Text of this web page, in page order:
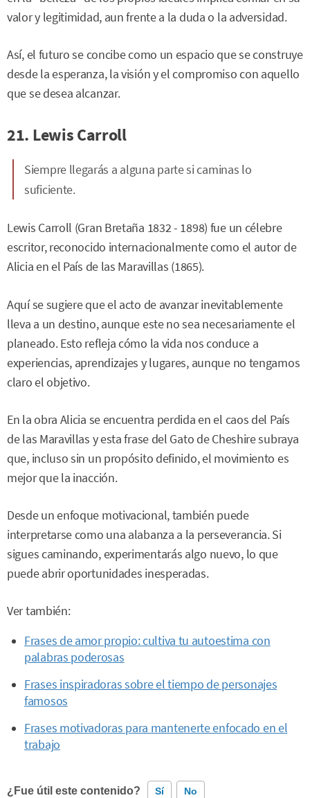
valor y legitimidad, aun frente a la duda o la adversidad.
Así, el futuro se concibe como un espacio que se construye
desde la esperanza, la visión y el compromiso con aquello
que se desea alcanzar.
21. Lewis Carroll
Siempre llegarás a alguna parte si caminas lo
suficiente.
Lewis Carroll (Gran Bretaña 1832 - 1898) fue un célebre
escritor, reconocido internacionalmente como el autor de
Alicia en el País de las Maravillas (1865).
Aquí se sugiere que el acto de avanzar inevitablemente
lleva a un destino, aunque este no sea necesariamente el
planeado. Esto refleja cómo la vida nos conduce a
experiencias, aprendizajes y lugares, aunque no tengamos
claro el objetivo.
En la obra Alicia se encuentra perdida en el caos del País
de las Maravillas y esta frase del Gato de Cheshire subraya
que, incluso sin un propósito definido, el movimiento es
mejor que la inacción.
Desde un enfoque motivacional, también puede
interpretarse como una alabanza a la perseverancia. Si
sigues caminando, experimentarás algo nuevo, lo que
puede abrir oportunidades inesperadas.
Ver también:
Frases de amor propio: cultiva tu autoestima con
palabras poderosas
Frases inspiradoras sobre el tiempo de personajes
famosos
Frases motivadoras para mantenerte enfocado en el
trabajo
¿Fue útil este contenido? Sí No